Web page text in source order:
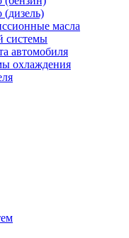
масла
системы
автомобиля
охлаждения